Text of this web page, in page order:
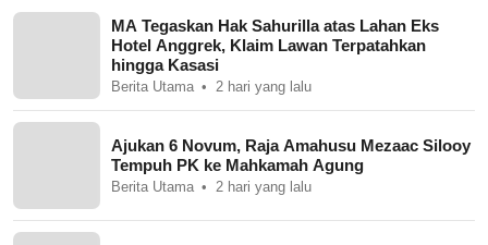
MA Tegaskan Hak Sahurilla atas Lahan Eks
Hotel Anggrek, Klaim Lawan Terpatahkan
hingga Kasasi
Berita Utama 2 hari yang lalu
Ajukan 6 Novum, Raja Amahusu Mezaac Silooy
Tempuh PK ke Mahkamah Agung
Berita Utama 2 hari yang lalu